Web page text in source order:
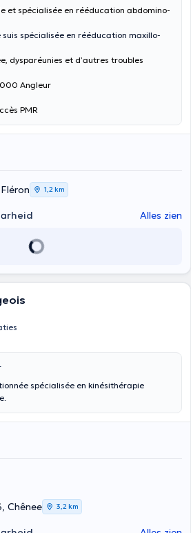
et spécialisée en rééducation abdomino-
spécialisée en rééducation maxillo-
dysparéunies et d’autres troubles
Angleur
PMR
1,2 km
Alles zien
spécialisée en kinésithérapie
Chênee 3,2 km